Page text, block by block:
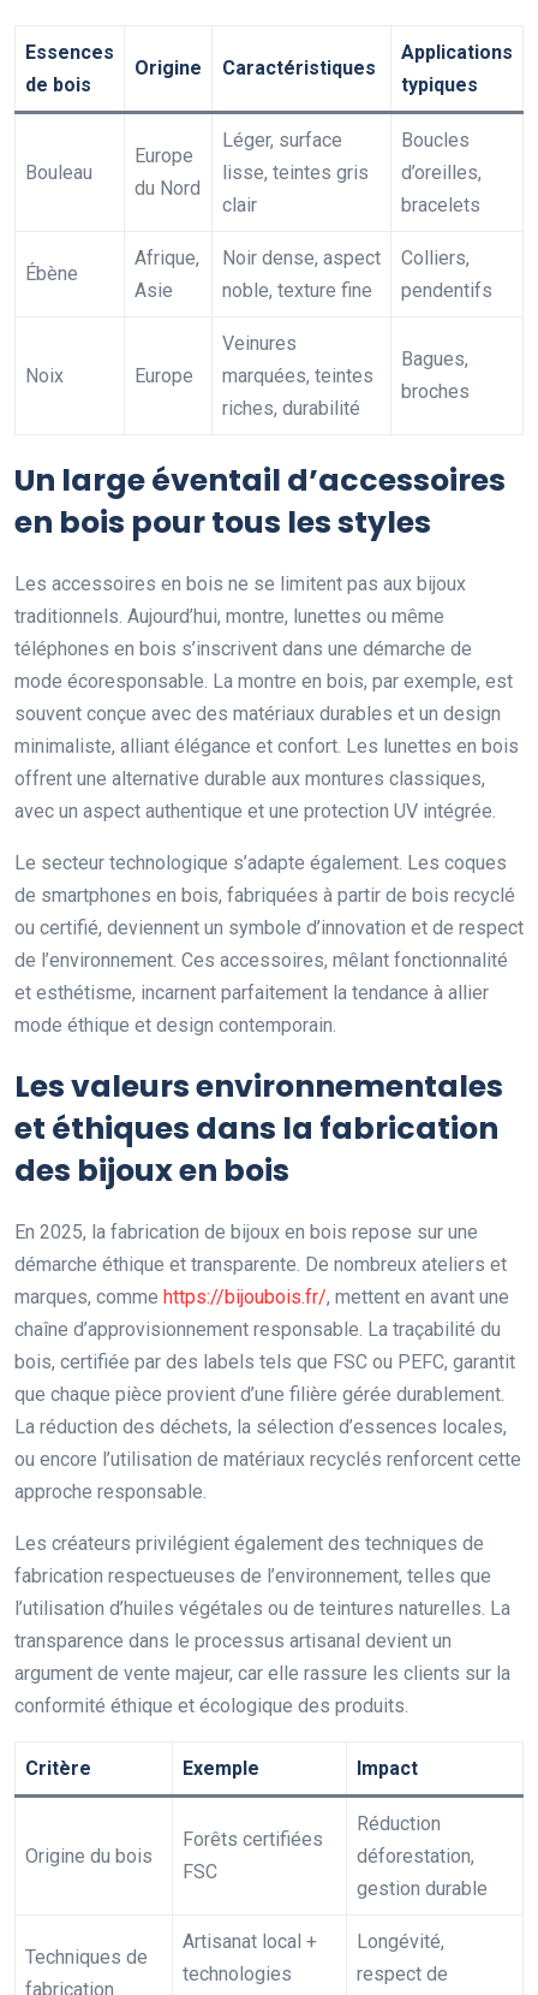
Essences
de bois
Origine Caractéristiques
Applications
typiques
Bouleau
Europe
du Nord
Léger, surface
lisse, teintes gris
clair
Boucles
d’oreilles,
bracelets
Ébène
Afrique,
Asie
Noir dense, aspect
noble, texture fine
Colliers,
pendentifs
Noix Europe
Veinures
marquées, teintes
riches, durabilité
Bagues,
broches
Un large éventail d’accessoires
en bois pour tous les styles
Les accessoires en bois ne se limitent pas aux bijoux
traditionnels. Aujourd’hui, montre, lunettes ou même
téléphones en bois s’inscrivent dans une démarche de
mode écoresponsable. La montre en bois, par exemple, est
souvent conçue avec des matériaux durables et un design
minimaliste, alliant élégance et confort. Les lunettes en bois
offrent une alternative durable aux montures classiques,
avec un aspect authentique et une protection UV intégrée.
Le secteur technologique s’adapte également. Les coques
de smartphones en bois, fabriquées à partir de bois recyclé
ou certifié, deviennent un symbole d’innovation et de respect
de l’environnement. Ces accessoires, mêlant fonctionnalité
et esthétisme, incarnent parfaitement la tendance à allier
mode éthique et design contemporain.
Les valeurs environnementales
et éthiques dans la fabrication
des bijoux en bois
En 2025, la fabrication de bijoux en bois repose sur une
démarche éthique et transparente. De nombreux ateliers et
marques, comme https://bijoubois.fr/, mettent en avant une
chaîne d’approvisionnement responsable. La traçabilité du
bois, certifiée par des labels tels que FSC ou PEFC, garantit
que chaque pièce provient d’une filière gérée durablement.
La réduction des déchets, la sélection d’essences locales,
ou encore l’utilisation de matériaux recyclés renforcent cette
approche responsable.
Les créateurs privilégient également des techniques de
fabrication respectueuses de l’environnement, telles que
l’utilisation d’huiles végétales ou de teintures naturelles. La
transparence dans le processus artisanal devient un
argument de vente majeur, car elle rassure les clients sur la
conformité éthique et écologique des produits.
Critère Exemple Impact
Origine du bois
Forêts certifiées
FSC
Réduction
déforestation,
gestion durable
Techniques de
fabrication
Artisanat local +
technologies
Longévité,
respect de